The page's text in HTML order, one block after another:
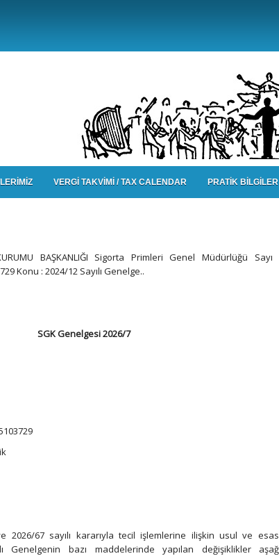
VERGİ TAKVİMİ / TAX CALENDAR PRATİK BİLGİLER
BAŞKANLIĞI Sigorta Primleri Genel Müdürlüğü Sayı
Konu : 2024/12 Sayılı Genelge..
SGK Genelgesi 2026/7
2026/67 sayılı kararıyla tecil işlemlerine ilişkin usul ve
Genelgenin bazı maddelerinde yapılan değişiklikler